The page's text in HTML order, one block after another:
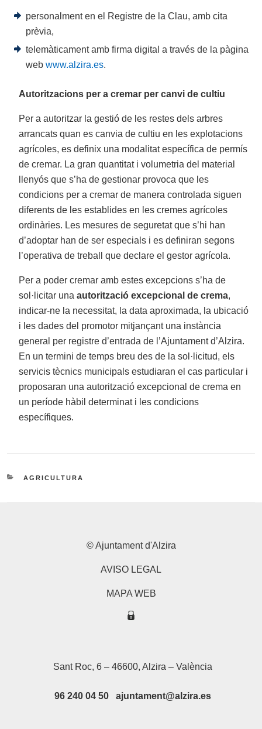
personalment en el Registre de la Clau, amb cita
prèvia,
telemàticament amb firma digital a través de la pàgina
webwww.alzira.es.
Autoritzacions per a cremar per canvi de cultiu
Per a autoritzar la gestió de les restes dels arbres
arrancats quan es canvia de cultiu en les explotacions
agrícoles, es definix una modalitat específica de permís
de cremar. La gran quantitat i volumetria del material
llenyós que s’ha de gestionar provoca que les
condicions per a cremar de manera controlada siguen
diferents de les establides en les cremes agrícoles
ordinàries. Les mesures de seguretat que s’hi han
d’adoptar han de ser especials i es definiran segons
l’operativa de treball que declare el gestor agrícola.
Per a poder cremar amb estes excepcions s’ha de
sol·licitar unaautorització excepcional de crema,
indicar-ne la necessitat, la data aproximada, la ubicació
i les dades del promotor mitjançant una instància
general per registre d’entrada de l’Ajuntament d’Alzira.
En un termini de temps breu des de la sol·licitud, els
servicis tècnics municipals estudiaran el cas particular i
proposaran una autorització excepcional de crema en
un període hàbil determinat i les condicions
específiques.
CATEGORIES
AGRICULTURA
© Ajuntament d'Alzira
AVISO LEGAL
MAPA WEB
Sant Roc, 6 – 46600, Alzira – València
96 240 04 50 ajuntament@alzira.es